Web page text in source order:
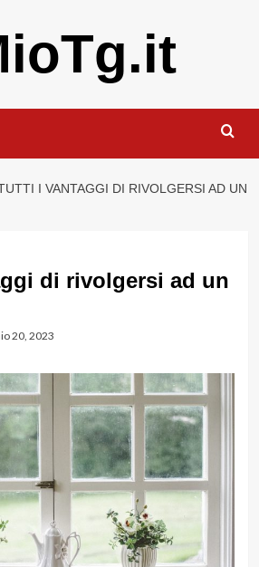
I VANTAGGI DI RIVOLGERSI AD UN
di rivolgersi ad un
20, 2023